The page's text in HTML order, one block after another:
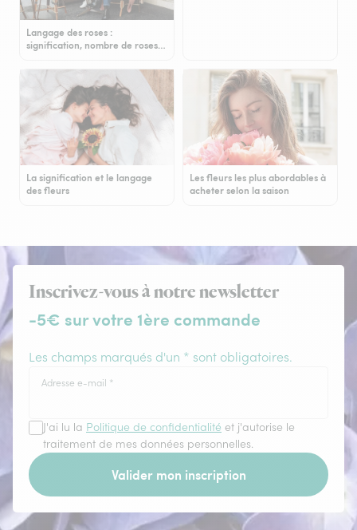
Langage des roses :
signification, nombre de roses…
La signification et le langage
des fleurs
Les fleurs les plus abordables à
acheter selon la saison
Inscrivez-vous à notre newsletter
-5€ sur votre 1ère commande
Les champs marqués d'un * sont obligatoires.
Adresse e-mail *
J'ai lu la Politique de confidentialité et j'autorise le
traitement de mes données personnelles.
Valider mon inscription